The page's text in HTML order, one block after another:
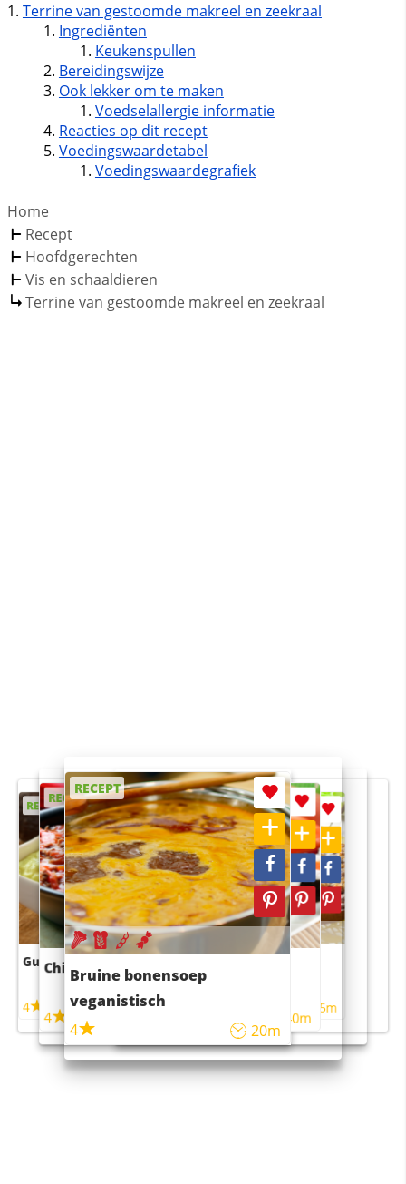
Terrine van gestoomde makreel en zeekraal
Ingrediënten
Keukenspullen
Bereidingswijze
Ook lekker om te maken
Voedselallergie informatie
Reacties op dit recept
Voedingswaardetabel
Voedingswaardegrafiek
Home
Recept
Hoofdgerechten
Vis en schaaldieren
Terrine van gestoomde makreel en zeekraal
RECEPT
Guacamole
4
RECEPT
Chili con carne
4 45m
RECEPT
Bruine bonensoep
veganistisch
4
20m
RECEPT
Sushi rijstsalade
maaltijdsalade
40m
RECEPT
4 55m